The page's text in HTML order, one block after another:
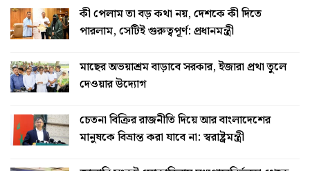
কী পেলাম তা বড় কথা নয়, দেশকে কী দিতে
পারলাম, সেটিই গুরুত্বপূর্ণ: প্রধানমন্ত্রী
মাছের অভয়াশ্রম বাড়াবে সরকার, ইজারা প্রথা তুলে
দেওয়ার উদ্যোগ
চেতনা বিক্রির রাজনীতি দিয়ে আর বাংলাদেশের
মানুষকে বিভ্রান্ত করা যাবে না: স্বরাষ্ট্রমন্ত্রী